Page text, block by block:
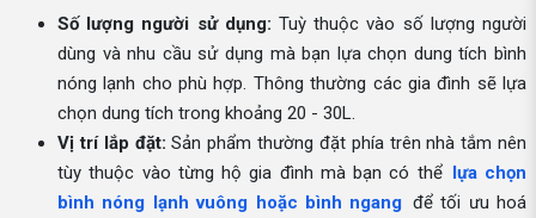
Số lượng người sử dụng: Tuỳ thuộc vào số lượng người
dùng và nhu cầu sử dụng mà bạn lựa chọn dung tích bình
nóng lạnh cho phù hợp. Thông thường các gia đình sẽ lựa
chọn dung tích trong khoảng 20 - 30L.
Vị trí lắp đặt: Sản phẩm thường đặt phía trên nhà tắm nên
tùy thuộc vào từng hộ gia đình mà bạn có thể lựa chọn
bình nóng lạnh vuông hoặc bình ngang để tối ưu hoá